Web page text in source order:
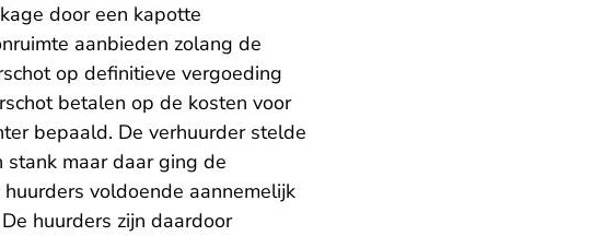
door een kapotte
aanbieden zolang de
op definitieve vergoeding
betalen op de kosten voor
bepaald. De verhuurder stelde
maar daar ging de
voldoende aannemelijk
huurders zijn daardoor